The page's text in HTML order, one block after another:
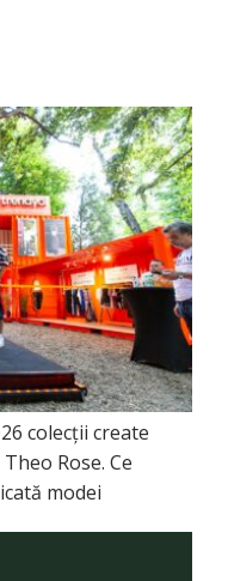
colecții create
Rose. Ce
modei